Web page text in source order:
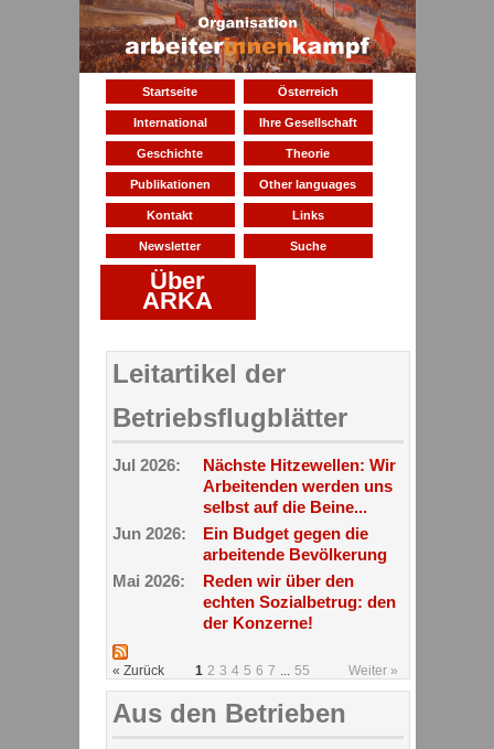
Startseite Österreich
International Ihre Gesellschaft
Geschichte Theorie
Publikationen Other languages
Kontakt Links
Newsletter Suche
Über
ARKA
Leitartikel der
Betriebsflugblätter
Jul 2026:
Nächste Hitzewellen: Wir
Arbeitenden werden uns
selbst auf die Beine...
Jun 2026:
Ein Budget gegen die
arbeitende Bevölkerung
Mai 2026:
Reden wir über den
echten Sozialbetrug: den
der Konzerne!
« Zurück 1 2 3 4 5 6 7 55 Weiter »
Aus den Betrieben